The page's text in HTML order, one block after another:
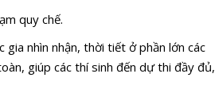
quy chế.
gia nhìn nhận, thời tiết ở phần lớn các
giúp các thí sinh đến dự thi đầy đủ,